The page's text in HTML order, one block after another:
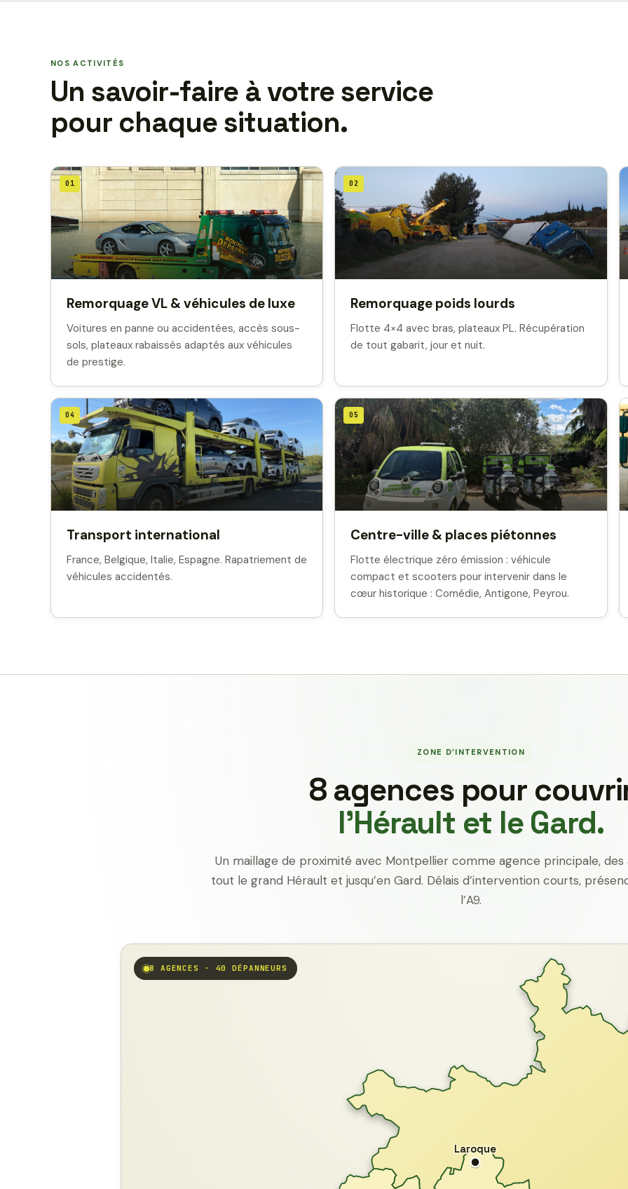
NOS ACTIVITÉS
Un savoir-faire à votre service
pour chaque situation.
01
Remorquage VL & véhicules de luxe
Voitures en panne ou accidentées, accès sous-
sols, plateaux rabaissés adaptés aux véhicules
de prestige.
02
Remorquage poids lourds
Flotte 4×4 avec bras, plateaux PL. Récupération
de tout gabarit, jour et nuit.
04
Transport international
France, Belgique, Italie, Espagne. Rapatriement de
véhicules accidentés.
05
Centre-ville & places piétonnes
Flotte électrique zéro émission : véhicule
compact et scooters pour intervenir dans le
cœur historique : Comédie, Antigone, Peyrou.
ZONE D’INTERVENTION
8 agences pour
l’Hérault et le Gard.
Un maillage de proximité avec Montpellier comme agence principale, des
tout le grand Hérault et jusqu’en Gard. Délais d’intervention courts,
l’A9.
Laroque
8 AGENCES · 40 DÉPANNEURS